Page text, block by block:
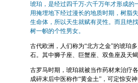
琥珀，是经过四千万-六千万年才形成的
用掩埋地下经过漫长的地质时期，树脂
生命体，所以天生就赋有灵性。而且绝
树一帜的个性男女。
古代欧洲，人们称为“北方之金”的琥珀
石。其中狮子座、巨蟹座、双鱼座及天
古罗马时期，琥珀就被当作药材来治疗
成碎末后中医称作“黄金土”，可定惊安